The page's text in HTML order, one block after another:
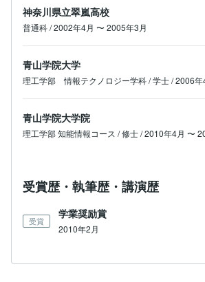
神奈川県⽴翠嵐⾼校
普通科 / 2002年4月 〜 2005年3月
⻘⼭学院⼤学
理⼯学部 情報テクノロジー学科 / 学士 / 2006年
⻘⼭学院⼤学院
理⼯学部 知能情報コース / 修士 / 2010年4月 〜
受賞歴・執筆歴・講演歴
受賞
学業奨励賞
2010年2月